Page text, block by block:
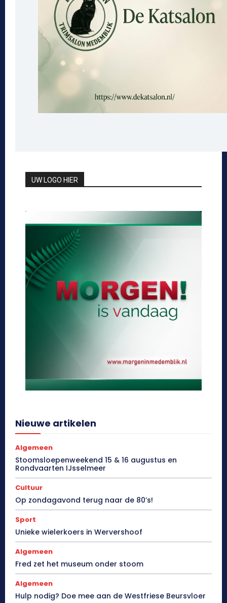
UW LOGO HIER
Nieuwe artikelen
Algemeen
Stoomsloepenweekend 15 & 16 augustus en
Rondvaarten IJsselmeer
Cultuur
Op zondagavond terug naar de 80’s!
Sport
Unieke wielerkoers in Wervershoof
Algemeen
Fred zet het museum onder stoom
Algemeen
Hulp nodig? Doe mee aan de Westfriese Beursvloer